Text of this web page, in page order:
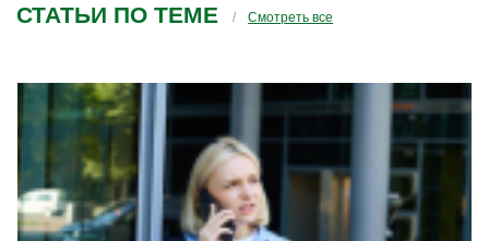
СТАТЬИ ПО ТЕМЕ Смотреть все